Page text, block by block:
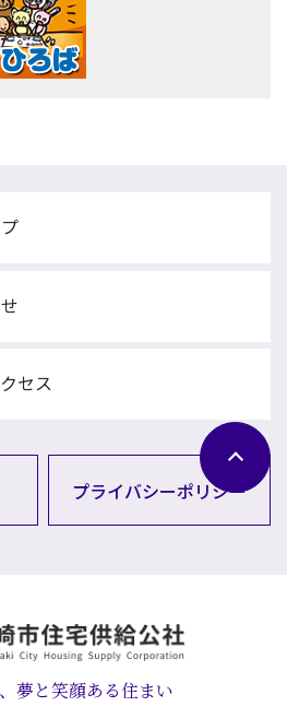
セス
プライバシーポリシー
夢と笑顔ある住まい